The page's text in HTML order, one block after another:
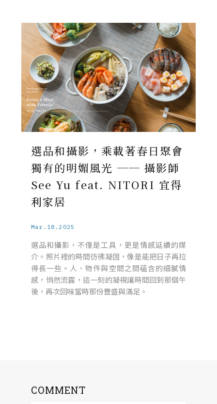
選品和攝影，乘載著春日聚會
獨有的明媚風光 ── 攝影師
See Yu feat. NITORI 宜得
利家居
Mar.18.2025
選品和攝影，不僅是工具，更是情感延續的媒
介。照片裡的時間彷彿凝固，像是能把日子再拉
得長一些。人、物件與空間之間蘊含的細膩情
感，悄然流露，這一刻的凝視讓時間回到那個午
後，再次回味當時那份豐盛與滿足。
COMMENT